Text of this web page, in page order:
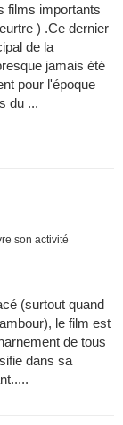
films importants
) .Ce dernier
de la
jamais été
pour l'époque
du ...
son activité
(surtout quand
le film est
de tous
dans sa